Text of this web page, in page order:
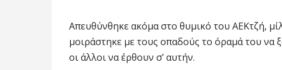
Απευθύνθηκε ακόμα στο θυμικό του ΑΕΚτζή,
μοιράστηκε με τους οπαδούς το όραμά του να
οι άλλοι να έρθουν σ’ αυτήν.